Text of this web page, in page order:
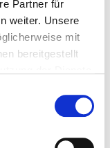
Partner für
weiter. Unsere
mit
bereitgestellt
Link in der
um diese
Müdigkeit